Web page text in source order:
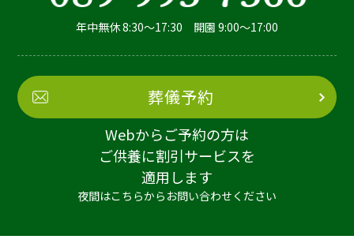
年中無休 8:30～17:30 開園 9:00～17:00
葬儀予約
Webからご予約の方は
ご供養に割引サービスを
適用します
夜間はこちらからお問い合わせください